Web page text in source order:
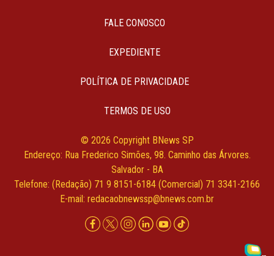
FALE CONOSCO
EXPEDIENTE
POLÍTICA DE PRIVACIDADE
TERMOS DE USO
© 2026 Copyright BNews SP
Endereço: Rua Frederico Simões, 98. Caminho das Árvores.
Salvador - BA
Telefone: (Redação) 71 9 8151-6184 (Comercial) 71 3341-2166
E-mail: redacaobnewssp@bnews.com.br